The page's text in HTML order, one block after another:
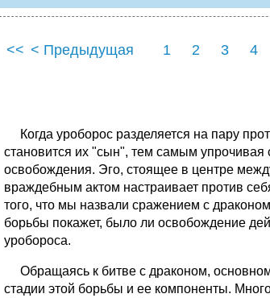
<< < Предыдущая 1 2 3 4
Когда уроборос разделяется на пару
становится их "сын", тем самым упрочивая
освобождения. Эго, стоящее в центре
враждебным актом настраивает против
того, что мы назвали сражением с
борьбы покажет, было ли освобождение
уробороса.
Обращаясь к битве с драконом,
стадии этой борьбы и ее компоненты.